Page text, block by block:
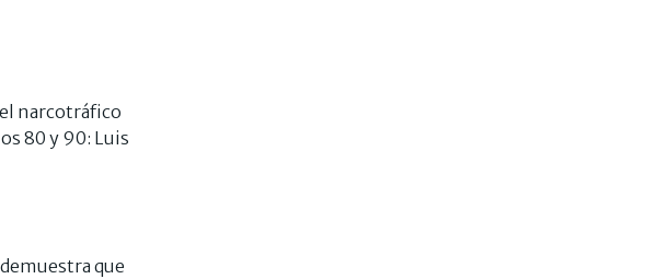
narcotráfico
80 y 90: Luis
que